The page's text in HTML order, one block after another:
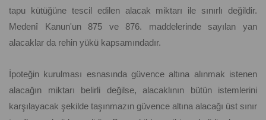
tapu kütüğüne tescil edilen alacak miktarı ile sınırlı değildir.
Medenî Kanun'un 875 ve 876. maddelerinde sayılan yan
alacaklar da rehin yükü kapsamındadır.
İpoteğin kurulması esnasında güvence altına alınmak istenen
alacağın miktarı belirli değilse, alacaklının bütün istemlerini
karşılayacak şekilde taşınmazın güvence altına alacağı üst sınır